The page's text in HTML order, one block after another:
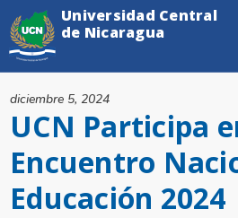
UCN Participa
Encuentro
Educación 2024
diciembre 5, 2024
Universidad Central
de Nicaragua